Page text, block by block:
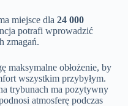
miejsce dla 24 000
potrafi wprowadzić
zmagań.
maksymalne obłożenie, by
wszystkim przybyłym.
trybunach ma pozytywny
atmosferę podczas